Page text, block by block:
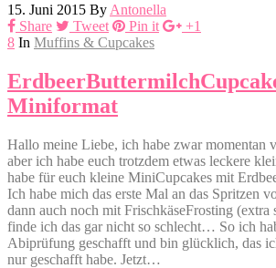
15. Juni 2015 By Antonella
Share
Tweet Pin it
+1
8 In Muffins & Cupcakes
Miniformat
Hallo meine Liebe, ich habe zwar momentan
aber ich habe euch trotzdem etwas leckere
habe für euch kleine MiniCupcakes mit
Ich habe mich das erste Mal an das Spritzen
dann auch noch mit FrischkäseFrosting (extra
finde ich das gar nicht so schlecht… So ich
Abiprüfung geschafft und bin glücklich, das
nur geschafft habe. Jetzt…